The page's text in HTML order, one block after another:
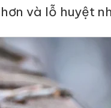
và lỗ huyệt